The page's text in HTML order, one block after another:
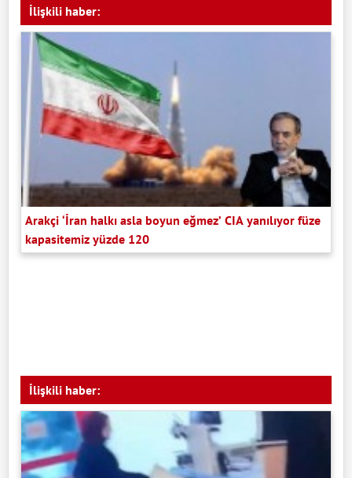
İlişkili haber:
Arakçi ‘İran halkı asla boyun eğmez’ CIA yanılıyor füze
kapasitemiz yüzde 120
İlişkili haber: